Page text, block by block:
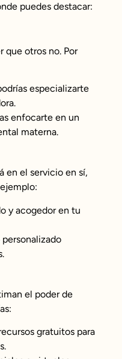
puedes destacar:
que otros no. Por
especializarte
enfocarte en un
materna.
en el servicio en sí,
y acogedor en tu
el poder de
gratuitos para